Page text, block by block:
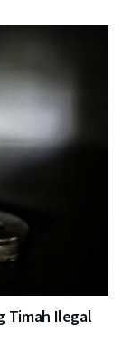
Timah Ilegal